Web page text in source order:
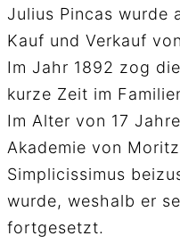
Julius Pincas wurde
Kauf und Verkauf
Im Jahr 1892 zog
kurze Zeit im
Im Alter von 17
Akademie von
Simplicissimus
wurde, weshalb er
fortgesetzt.